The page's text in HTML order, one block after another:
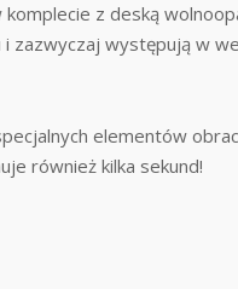
z deską
zazwyczaj występują w
elementów
również kilka sekund!